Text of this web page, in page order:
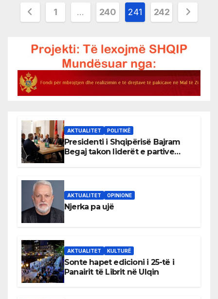
Posts
1 … 240 241 242
AKTUALITET POLITIKË
Presidenti i Shqipërisë Bajram
Begaj takon liderët e partive
AKTUALITET OPINIONE
Njerka pa ujë
AKTUALITET KULTURË
Sonte hapet edicioni i 25-të i
Panairit të Librit në Ulqin